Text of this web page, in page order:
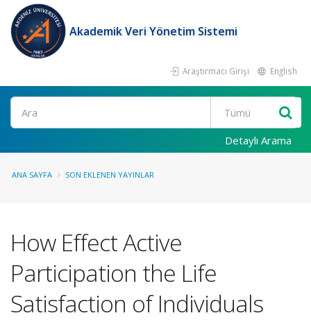
Akademik Veri Yönetim Sistemi
Araştırmacı Girişi English
Ara
Detaylı Arama
ANA SAYFA SON EKLENEN YAYINLAR
How Effect Active
Participation the Life
Satisfaction of Individuals